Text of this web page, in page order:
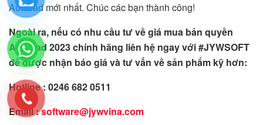
Autocad mới nhất. Chúc các bạn thành công!
Ngoài ra, nếu có nhu cầu tư về giá mua bản quyền
Autocad 2023 chính hãng liên hệ ngay với #JYWSOFT
để được nhận báo giá và tư vấn về sản phẩm kỹ hơn:
Hotline : 0246 682 0511
Email :software@jywvina.com